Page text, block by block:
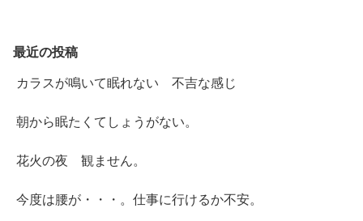
最近の投稿
カラスが鳴いて眠れない 不吉な感じ
朝から眠たくてしょうがない。
花火の夜 観ません。
今度は腰が・・・。仕事に行けるか不安。